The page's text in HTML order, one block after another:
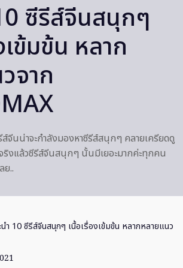
ซีรีส์จีนสนุกๆ
เข้มข้น หลาก
จาก
จีนน่าจะกำลังมองหาซีรีส์สนุกๆ คลายเครียดดู
ริงแล้วซีรีส์จีนสนุกๆ นั้นมีเยอะมากค่ะทุกคน
ย..
ำ 10 ซีรีส์จีนสนุกๆ เนื้อเรื่องเข้มข้น หลากหลายแนว